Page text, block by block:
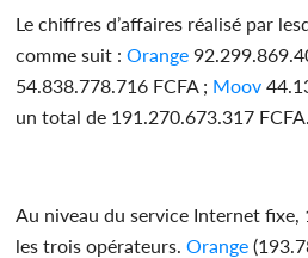
Le chiffres d’affaires réalisé par
comme suit :Orange
54.838.778.716 FCFA ; Moov
un total de 191.270.673.317 FCFA.
Au niveau du service Internet
les trois opérateurs.Orange